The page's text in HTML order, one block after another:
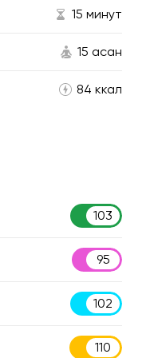
15 минут
15 асан
84 ккал
103
95
102
110